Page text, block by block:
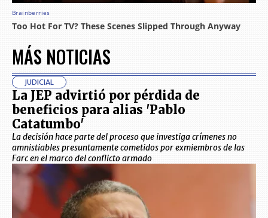
MÁS NOTICIAS
JUDICIAL
La JEP advirtió por pérdida de
beneficios para alias 'Pablo
Catatumbo'
La decisión hace parte del proceso que investiga crímenes no
amnistiables presuntamente cometidos por exmiembros de las
Farc en el marco del conflicto armado